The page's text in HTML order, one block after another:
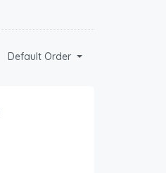
Default Order